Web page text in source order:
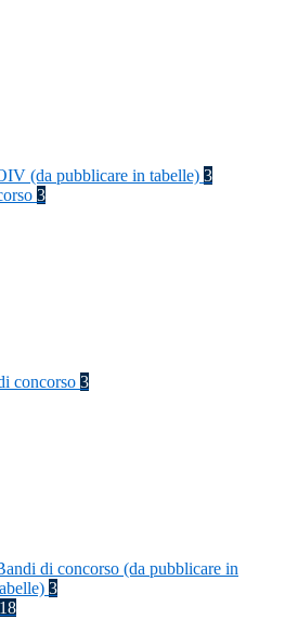
(da pubblicare in tabelle) 3
3
concorso 3
di concorso (da pubblicare in
3
18